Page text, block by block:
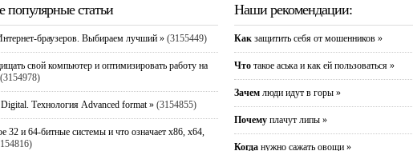
популярные статьи
браузеров. Выбираем лучший » (3155449)
свой компьютер и оптимизировать работу на
(3154978)
Digital. Технология Advanced format » (3154855)
32 и 64-битные системы и что означает x86, x64,
Наши рекомендации:
Как защитить себя от мошенников »
Что такое аська и как ей пользоваться »
Зачем люди идут в горы »
Почему плачут липы »
Когда нужно сажать овощи »